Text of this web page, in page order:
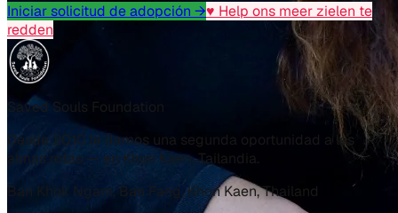
Iniciar solicitud de adopción →♥ Help ons meer zielen te
redden
Saved Souls Foundation
Desde 2010 le damos una segunda oportunidad a las
almas rotas — en Khon Kaen, Tailandia.
Ban Khok Ngam, Ban Fang, Khon Kaen, Thailand